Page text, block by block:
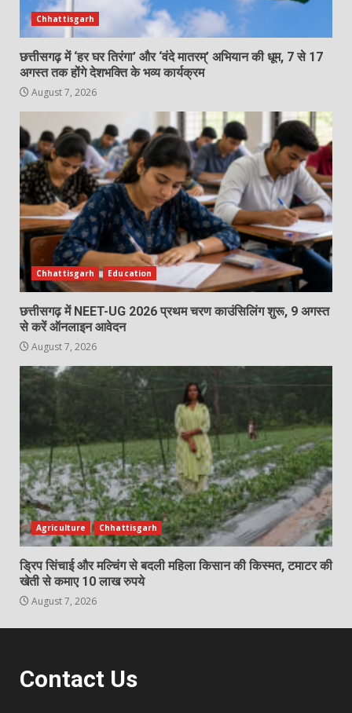
Chhattisgarh
छत्तीसगढ़ में ‘हर घर तिरंगा’ और ‘वंदे मातरम्’ अभियान की धूम, 7 से 17
अगस्त तक होंगे देशभक्ति के भव्य कार्यक्रम
August 7, 2026
Chhattisgarh Education
छत्तीसगढ़ में NEET-UG 2026 प्रथम चरण काउंसिलिंग शुरू, 9 अगस्त
से करें ऑनलाइन आवेदन
August 7, 2026
Agriculture Chhattisgarh
ड्रिप सिंचाई और मल्चिंग से बदली महिला किसान की किस्मत, टमाटर की
खेती से कमाए 10 लाख रुपये
August 7, 2026
Contact Us